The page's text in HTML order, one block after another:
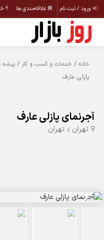
ورود / ثبت نام علاقه‌مندی ها
خانه / خدمات و کسب و کار /پیشه
پازلی عارف
آجرنمای پازلی عارف
تهران تهران